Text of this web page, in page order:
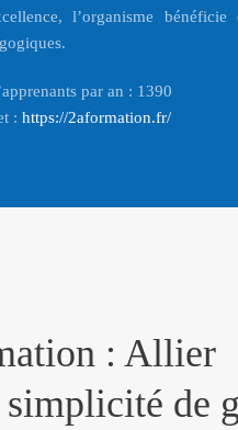
l’organisme
par an : 1390
: https://2aformation.fr/
: Allier
de